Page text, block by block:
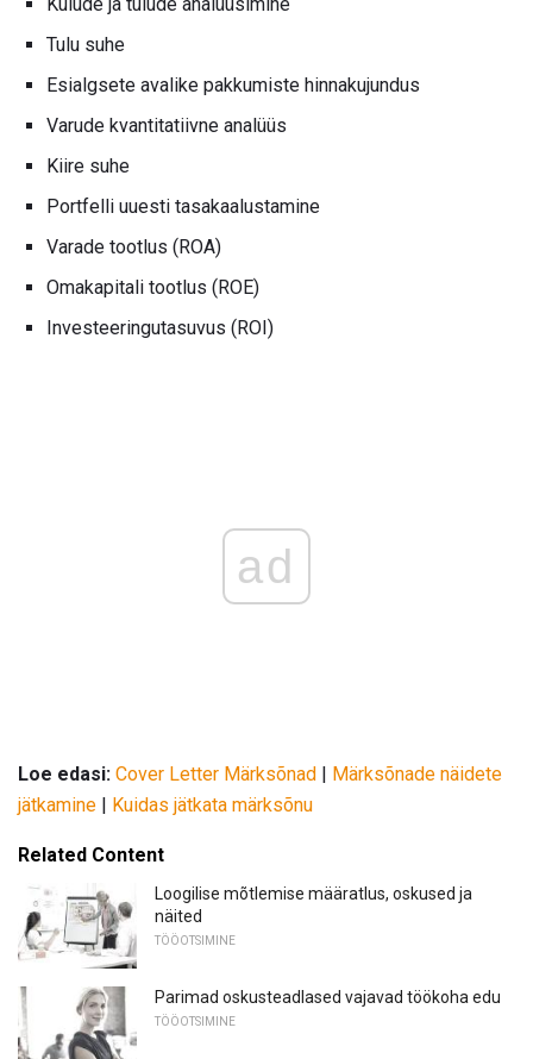
Kulude ja tulude analüüsimine
Tulu suhe
Esialgsete avalike pakkumiste hinnakujundus
Varude kvantitatiivne analüüs
Kiire suhe
Portfelli uuesti tasakaalustamine
Varade tootlus (ROA)
Omakapitali tootlus (ROE)
Investeeringutasuvus (ROI)
ad
Loe edasi: Cover Letter Märksõnad
Märksõnade näidete
jätkamine
Kuidas jätkata märksõnu
Related Content
Loogilise mõtlemise määratlus, oskused ja
näited
TÖÖOTSIMINE
Parimad oskusteadlased vajavad töökoha edu
TÖÖOTSIMINE